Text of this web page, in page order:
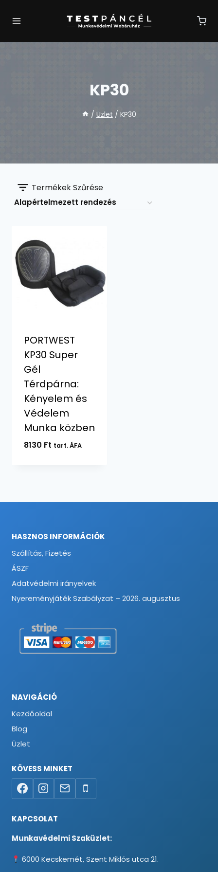
KP30
/ Üzlet / KP30
Termékek Szűrése
PORTWEST
KP30 Super
Gél
Térdpárna:
Kényelem és
Védelem
Munka közben
8130 Ft tart. ÁFA
HASZNOS INFORMÁCIÓK
Szállítás, Fizetés
ÁSZF
Adatvédelmi irányelvek
Nyereményjáték Szabályzat – 2026. augusztus
NAVIGÁCIÓ
Kezdőoldal
Blog
Üzlet
KÖVESS MINKET
KAPCSOLAT
Munkavédelmi Szaküzlet:
6000 Kecskemét, Szent Miklós utca 21.